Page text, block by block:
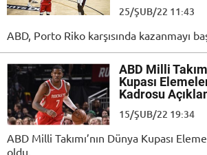
25/ŞUB/22 11:43
ABD, Porto Riko karşısında kazanmayı
ABD Milli
Kupası
Kadrosu
15/ŞUB/22 19:34
ABD Milli Takımı’nın Dünya Kupası
oldu.